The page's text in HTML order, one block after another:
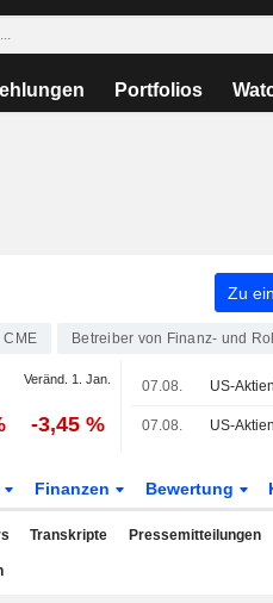
Portfolios
Zu
CME Betreiber von Finanz- und
Veränd. 1. Jan.
-3,45 %
07.08.
07.08.
Finanzen Bewertung
Transkripte Pressemitteilungen